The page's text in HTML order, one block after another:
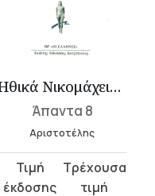
Ηθικά Νικομάχεια 2 (Ε-Η)
Άπαντα 8
Αριστοτέλης
Original
price
τρέχουσα